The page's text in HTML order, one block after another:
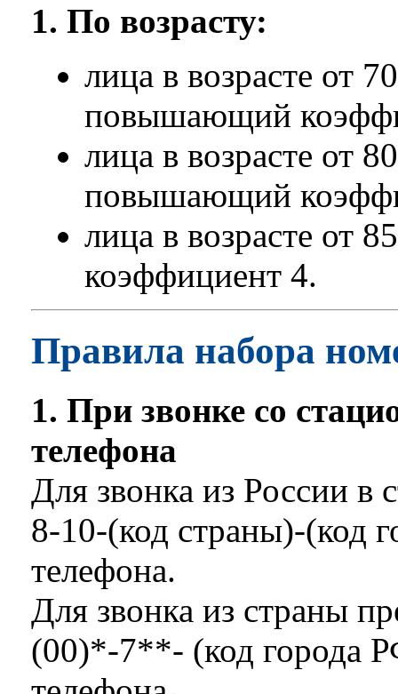
1. По возрасту:
лица в возрасте от
повышающий
лица в возрасте от
повышающий
лица в возрасте от
коэффициент 4.
Правила набора
1. При звонке со
телефона
Для звонка из России в
8-10-(код страны)-(код
телефона.
Для звонка из страны
(00)*-7**- (код города